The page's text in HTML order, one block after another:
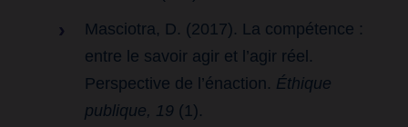
Masciotra, D. (2017). La compétence :
entre le savoir agir et l’agir réel.
Perspective de l’énaction. Éthique
publique, 19 (1).